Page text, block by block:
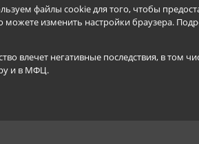
файлы cookie для того, чтобы
можете изменить настройки браузера.
влечет негативные последствия, в том
и в МФЦ.